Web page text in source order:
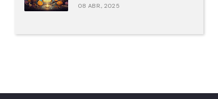
08 ABR., 2025